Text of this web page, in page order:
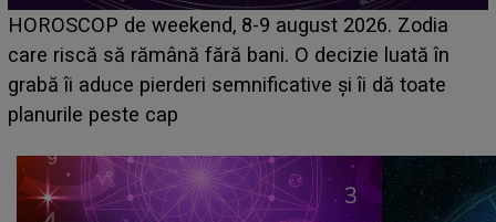
Emanuel a ținut ACEST DETALIU ASCUNS până
acum! În fața Alexandrei, concurentul din Casa Iubirii
face o MĂRTURISIRE NEAȘTEPTATĂ despre mama
sa: "I-am spus și ei în față, eu nu te iubesc pentru